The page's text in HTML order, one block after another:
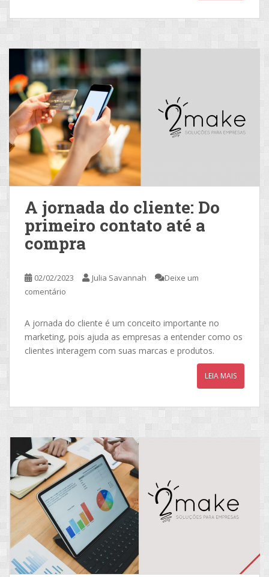
A jornada do cliente: Do
primeiro contato até a
compra
02/02/2023 Julia Savannah
Deixe um
comentário
A jornada do cliente é um conceito importante no
marketing, pois ajuda as empresas a entender como os
clientes interagem com suas marcas e produtos.
LEIA MAIS